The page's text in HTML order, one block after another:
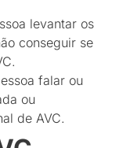
levantar os
conseguir se
falar ou
ou
de AVC.